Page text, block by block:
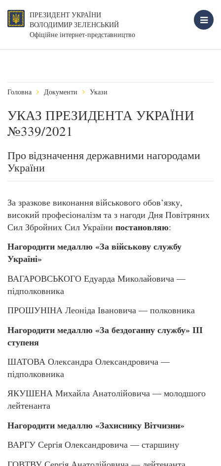
ПРЕЗИДЕНТ УКРАЇНИ
ВОЛОДИМИР ЗЕЛЕНСЬКИЙ
Офіційне інтернет-представництво
Головна Документи Укази
УКАЗ ПРЕЗИДЕНТА УКРАЇНИ
№339/2021
Про відзначення державними нагородами
України
За зразкове виконання військового обов’язку,
високий професіоналізм та з нагоди Дня Повітряних
Сил Збройних Сил України постановляю:
Нагородити медаллю «За військову службу
Україні»
ВАГАРОВСЬКОГО Едуарда Миколайовича —
підполковника
ПРОШУНІНА Леоніда Івановича — полковника
Нагородити медаллю «За бездоганну службу» ІІІ
ступеня
ШАТОВА Олександра Олександровича —
підполковника
ЯКУШЕНА Михайла Анатолійовича — молодшого
лейтенанта
Нагородити медаллю «Захиснику Вітчизни»
ВАРГУ Сергія Олександровича — старшину